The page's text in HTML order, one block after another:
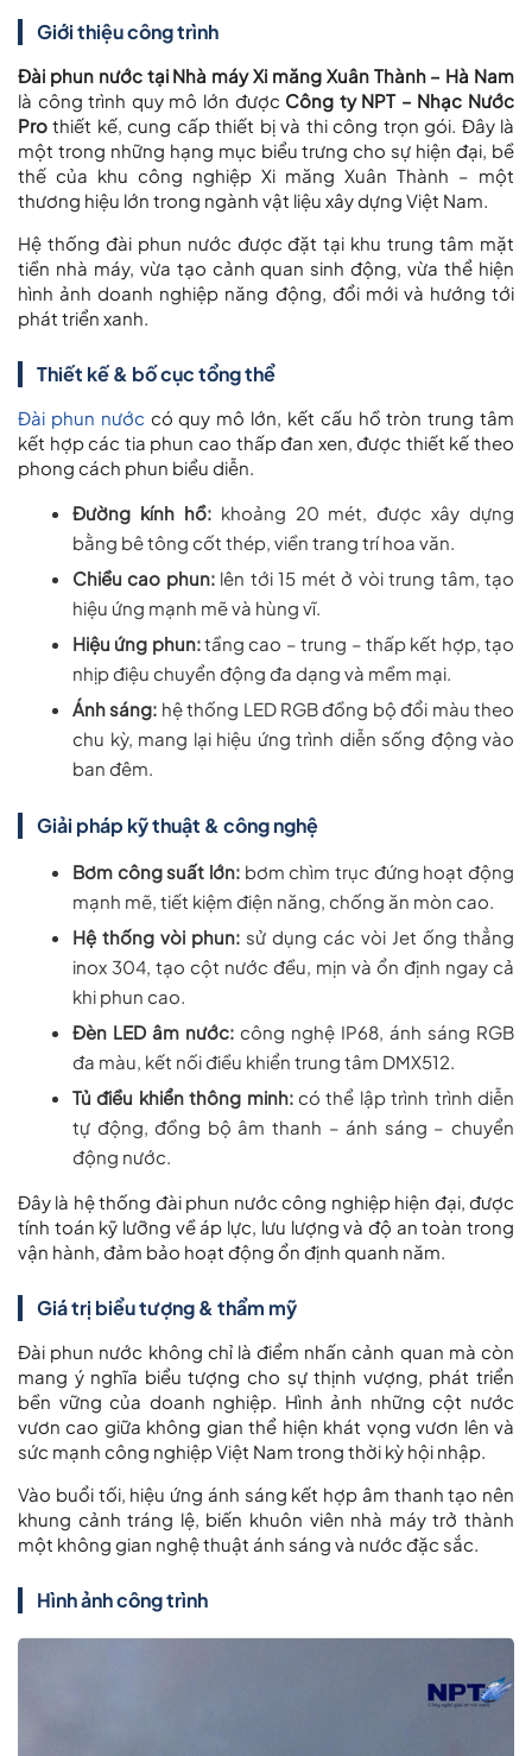
Giới thiệu công trình
Đài phun nước tại Nhà máy Xi măng Xuân Thành – Hà Nam
là công trình quy mô lớn được Công ty NPT – Nhạc Nước
Pro thiết kế, cung cấp thiết bị và thi công trọn gói. Đây là
một trong những hạng mục biểu trưng cho sự hiện đại, bề
thế của khu công nghiệp Xi măng Xuân Thành – một
thương hiệu lớn trong ngành vật liệu xây dựng Việt Nam.
Hệ thống đài phun nước được đặt tại khu trung tâm mặt
tiền nhà máy, vừa tạo cảnh quan sinh động, vừa thể hiện
hình ảnh doanh nghiệp năng động, đổi mới và hướng tới
phát triển xanh.
Thiết kế & bố cục tổng thể
Đài phun nước có quy mô lớn, kết cấu hồ tròn trung tâm
kết hợp các tia phun cao thấp đan xen, được thiết kế theo
phong cách phun biểu diễn.
Đường kính hồ:khoảng 20 mét, được xây dựng
bằng bê tông cốt thép, viền trang trí hoa văn.
Chiều cao phun:lên tới 15 mét ở vòi trung tâm, tạo
hiệu ứng mạnh mẽ và hùng vĩ.
Hiệu ứng phun:tầng cao – trung – thấp kết hợp, tạo
nhịp điệu chuyển động đa dạng và mềm mại.
Ánh sáng: hệ thống LED RGB đồng bộ đổi màu theo
chu kỳ, mang lại hiệu ứng trình diễn sống động vào
ban đêm.
Giải pháp kỹ thuật & công nghệ
Bơm công suất lớn: bơm chìm trục đứng hoạt động
mạnh mẽ, tiết kiệm điện năng, chống ăn mòn cao.
Hệ thống vòi phun: sử dụng các vòi Jet ống thẳng
inox 304, tạo cột nước đều, mịn và ổn định ngay cả
khi phun cao.
Đèn LED âm nước: công nghệ IP68, ánh sáng RGB
đa màu, kết nối điều khiển trung tâm DMX512.
Tủ điều khiển thông minh:có thể lập trình trình diễn
tự động, đồng bộ âm thanh – ánh sáng – chuyển
động nước.
Đây là hệ thống đài phun nước công nghiệp hiện đại, được
tính toán kỹ lưỡng về áp lực, lưu lượng và độ an toàn trong
vận hành, đảm bảo hoạt động ổn định quanh năm.
Giá trị biểu tượng & thẩm mỹ
Đài phun nước không chỉ là điểm nhấn cảnh quan mà còn
mang ý nghĩa biểu tượng cho sự thịnh vượng, phát triển
bền vững của doanh nghiệp. Hình ảnh những cột nước
vươn cao giữa không gian thể hiện khát vọng vươn lên và
sức mạnh công nghiệp Việt Nam trong thời kỳ hội nhập.
Vào buổi tối, hiệu ứng ánh sáng kết hợp âm thanh tạo nên
khung cảnh tráng lệ, biến khuôn viên nhà máy trở thành
một không gian nghệ thuật ánh sáng và nước đặc sắc.
Hình ảnh công trình